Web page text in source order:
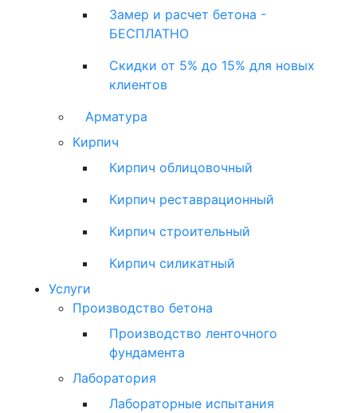
Замер и расчет бетона -
БЕСПЛАТНО
Скидки от 5% до 15% для новых
клиентов
Арматура
Кирпич
Кирпич облицовочный
Кирпич реставрационный
Кирпич строительный
Кирпич силикатный
Услуги
Производство бетона
Производство ленточного
фундамента
Лаборатория
Лабораторные испытания